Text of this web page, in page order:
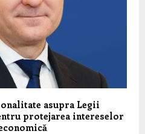
asupra Legii
protejarea intereselor